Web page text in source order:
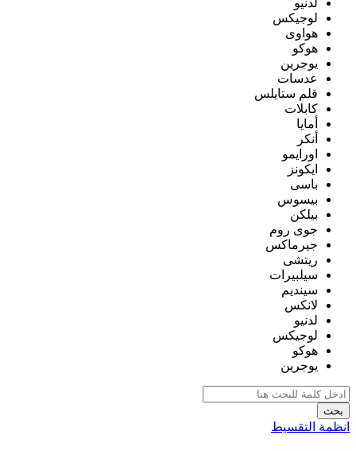
لدنيو
لوجيكس
هواوى
هوكو
يوجرين
عدسات
قلم ستايلس
كابلات
أمايا
أنكر
اورايمو
ايكونز
باسى
بيسوس
بيلكن
جوى روم
جيرماكس
ريتشى
سيلبيرات
سينديم
لانكس
لدنيو
لوجيكس
هوكو
يوجرين
بحث
انظمة التقسيط